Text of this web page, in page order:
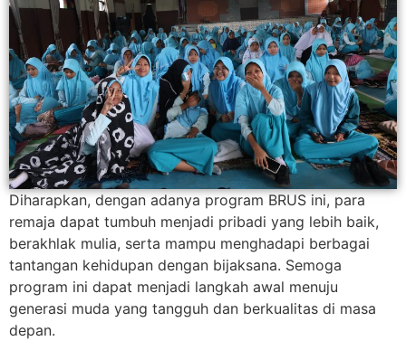
Diharapkan, dengan adanya program BRUS ini, para
remaja dapat tumbuh menjadi pribadi yang lebih baik,
berakhlak mulia, serta mampu menghadapi berbagai
tantangan kehidupan dengan bijaksana. Semoga
program ini dapat menjadi langkah awal menuju
generasi muda yang tangguh dan berkualitas di masa
depan.